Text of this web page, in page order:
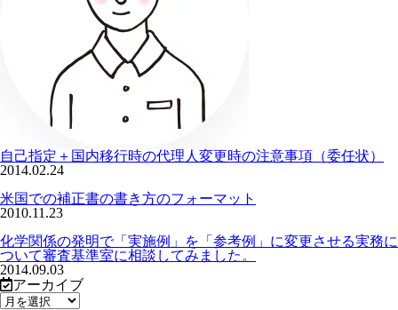
自己指定＋国内移行時の代理人変更時の注意事項（委任状）
2014.02.24
米国での補正書の書き方のフォーマット
2010.11.23
化学関係の発明で「実施例」を「参考例」に変更させる実務に
ついて審査基準室に相談してみました。
2014.09.03
アーカイブ